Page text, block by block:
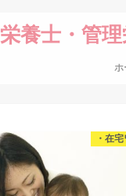
栄養士・管
ホ
・在